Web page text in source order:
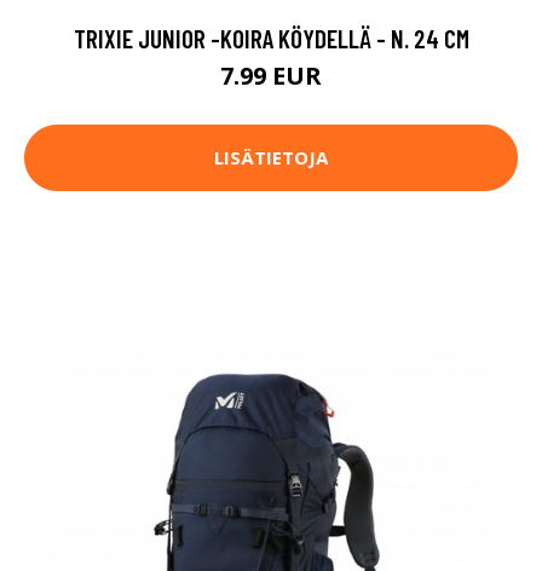
TRIXIE JUNIOR -KOIRA KÖYDELLÄ - N. 24 CM
7.99 EUR
LISÄTIETOJA